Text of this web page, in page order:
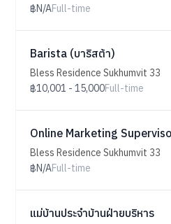
฿N/AFull-time
Barista (บาริสต้า)
Bless Residence Sukhumvit 33
฿10,001 - 15,000Full-time
Online Marketing
Bless Residence Sukhumvit 33
฿N/AFull-time
แม่บ้านประจำบ้านฝ่ายบริหาร